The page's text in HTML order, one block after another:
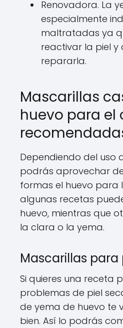
Renovadora. La
especialmente
maltratadas ya
reactivar la piel y
repararla.
Mascarillas
huevo para el
Dependiendo del uso
podrás aprovechar
formas el huevo para
algunas recetas
huevo, mientras que
la clara o la yema.
Mascarillas para
Si quieres una receta
problemas de piel
de yema de huevo te
bien. Así lo podrás